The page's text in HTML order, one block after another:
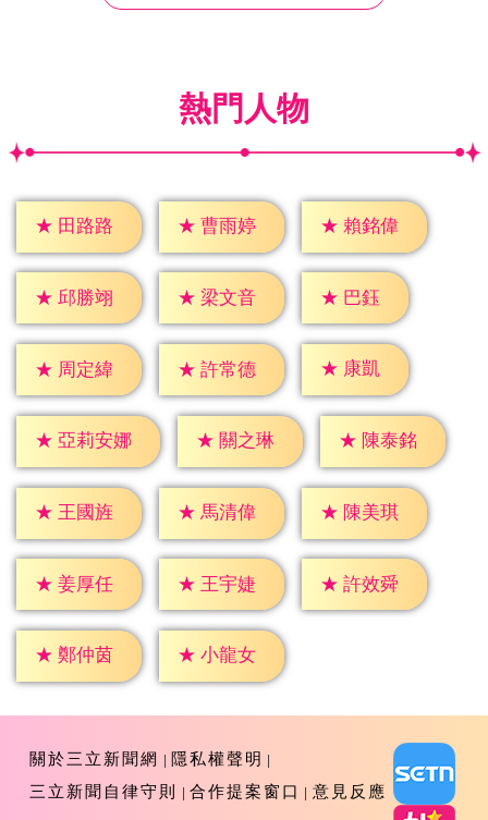
熱門人物
★ 田路路 ★ 曹雨婷 ★ 賴銘偉
★ 邱勝翊 ★ 梁文音 ★ 巴鈺
★ 周定緯 ★ 許常德 ★ 康凱
★ 亞莉安娜 ★ 關之琳 ★ 陳泰銘
★ 王國旌 ★ 馬清偉 ★ 陳美琪
★ 姜厚任 ★ 王宇婕 ★ 許效舜
★ 鄭仲茵 ★ 小龍女
關於三立新聞網
隱私權聲明
三立新聞自律守則
合作提案窗口 意見反應